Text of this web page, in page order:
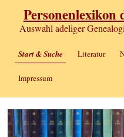
Personenlexikon
Auswahl adeliger
Start & Suche Literatur
Impressum